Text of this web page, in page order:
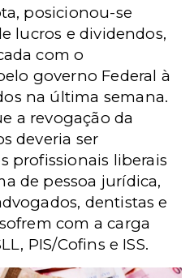
posicionou-se
lucros e dividendos,
com o
governo Federal à
na última semana.
a revogação da
deveria ser
profissionais liberais
de pessoa jurídica,
dentistas e
com a carga
PIS/Cofins e ISS.